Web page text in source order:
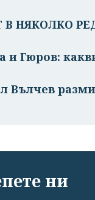
В НЯКОЛКО
и Гюров:
Вълчев
ни